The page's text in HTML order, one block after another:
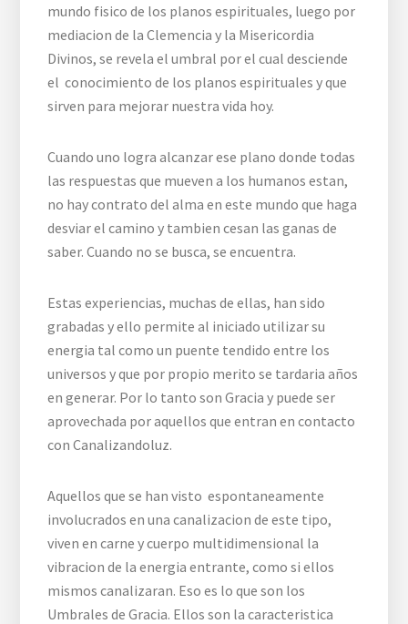
mundo fisico de los planos espirituales, luego por
mediacion de la Clemencia y la Misericordia
Divinos, se revela el umbral por el cual desciende
el conocimiento de los planos espirituales y que
sirven para mejorar nuestra vida hoy.
Cuando uno logra alcanzar ese plano donde todas
las respuestas que mueven a los humanos estan,
no hay contrato del alma en este mundo que haga
desviar el camino y tambien cesan las ganas de
saber. Cuando no se busca, se encuentra.
Estas experiencias, muchas de ellas, han sido
grabadas y ello permite al iniciado utilizar su
energia tal como un puente tendido entre los
universos y que por propio merito se tardaria años
en generar. Por lo tanto son Gracia y puede ser
aprovechada por aquellos que entran en contacto
con Canalizandoluz.
Aquellos que se han visto espontaneamente
involucrados en una canalizacion de este tipo,
viven en carne y cuerpo multidimensional la
vibracion de la energia entrante, como si ellos
mismos canalizaran. Eso es lo que son los
Umbrales de Gracia. Ellos son la caracteristica